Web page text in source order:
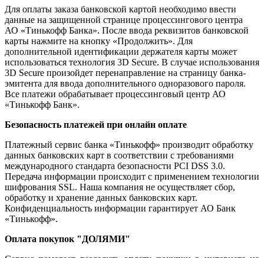
Для оплаты заказа банковской картой необходимо ввести
данные на защищенной странице процессингового центра
АО «Тинькофф Банка». После ввода реквизитов банковской
карты нажмите на кнопку «Продолжить». Для
дополнительной идентификации держателя карты может
использоваться технология 3D Secure. В случае использования
3D Secure произойдет перенаправление на страницу банка-
эмитента для ввода дополнительного одноразового пароля.
Все платежи обрабатывает процессинговый центр АО
«Тинькофф Банк».
Безопасность платежей при онлайн оплате
Платежный сервис банка «Тинькофф» производит обработку
данных банковских карт в соответствии с требованиями
международного стандарта безопасности PCI DSS 3.0.
Передача информации происходит с применением технологии
шифрования SSL. Наша компания не осуществляет сбор,
обработку и хранение данных банковских карт.
Конфиденциальность информации гарантирует АО Банк
«Тинькофф».
Оплата покупок "ДОЛЯМИ"